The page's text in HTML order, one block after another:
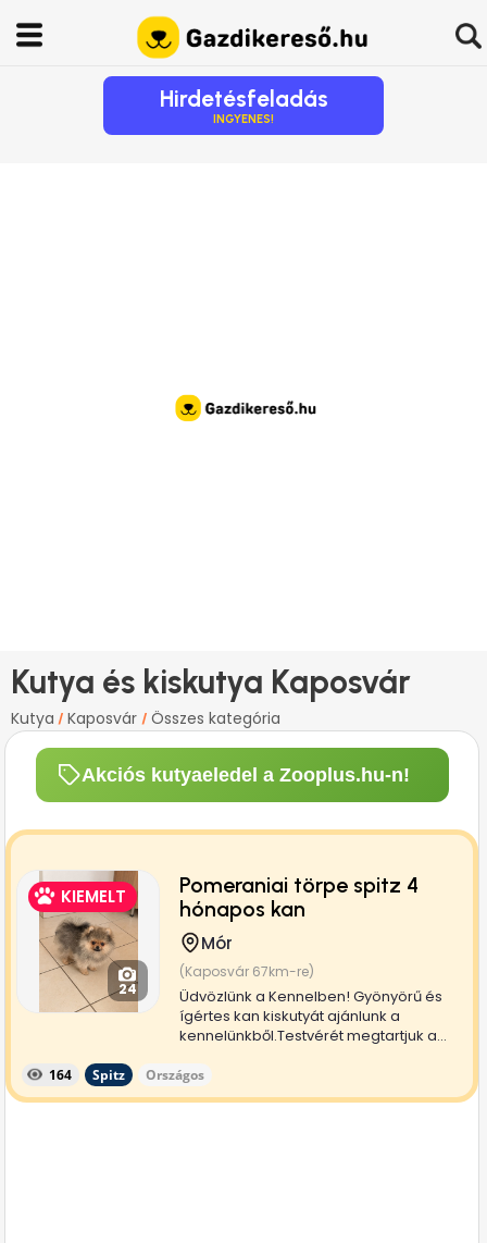
Hirdetésfeladás
INGYENES!
Kutya és kiskutya Kaposvár
Kutya / Kaposvár / Összes kategória
Akciós kutyaeledel a Zooplus.hu-n!
KIEMELT
24
Pomeraniai törpe spitz 4
hónapos kan
Mór
(Kaposvár 67km-re)
Üdvözlünk a Kennelben! Gyönyörű és
ígértes kan kiskutyát ajánlunk a
kennelünkből.Testvérét megtartjuk a...
164 Spitz Országos